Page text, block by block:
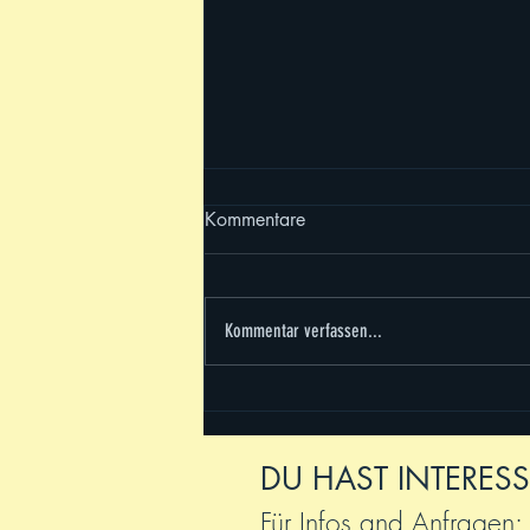
Kommentare
Kommentar verfassen...
DU HAST